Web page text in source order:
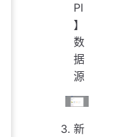
PI
】
数
据
源
新